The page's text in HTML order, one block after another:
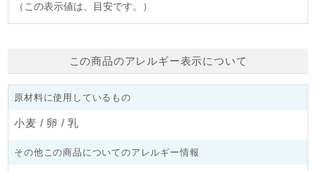
（この表示値は、目安です。）
この商品のアレルギー表示について
原材料に使用しているもの
小麦 / 卵 / 乳
その他この商品についてのアレルギー情報